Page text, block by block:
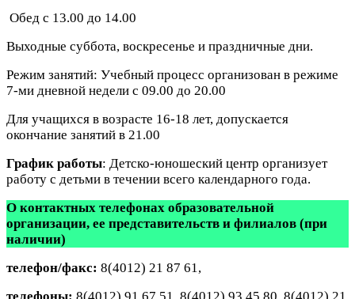
Обед с 13.00 до 14.00
Выходные суббота, воскресенье и праздничные дни.
Режим занятий: Учебный процесс организован в режиме
7-ми дневной недели с 09.00 до 20.00
Для учащихся в возрасте 16-18 лет, допускается
окончание занятий в 21.00
График работы: Детско-юношеский центр организует
работу с детьми в течении всего календарного года.
О контактных телефонах образовательной
организации, ее представительств и филиалов (при
наличии)
телефон/факс: 8(4012) 21 87 61,